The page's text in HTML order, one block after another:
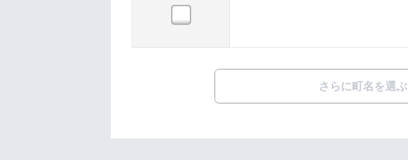
さらに町名を選ぶ